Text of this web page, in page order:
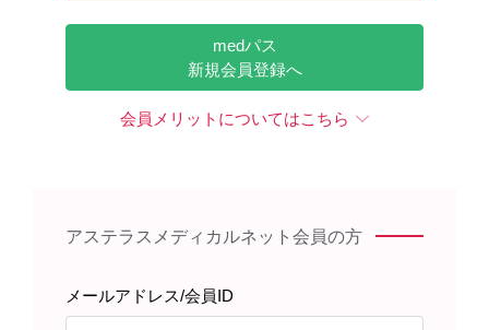
・ADPKDのモデルマウスにおいて、HIF-PH
阻害薬がADPKDの病態を進行させる可能性
を示唆する報告があります1）
者への使用経験は限られており、エベレンゾ
に関するrecommendation」では、「多発性
嚢胞腎患者にHIF-PH阻害薬を投与する場合
による経過観察を行うことを推奨する」と記
3）
medパス
新規会員登録へ
会員メリットについてはこちら
アステラスメディカルネット会員の方
メールアドレス/会員ID